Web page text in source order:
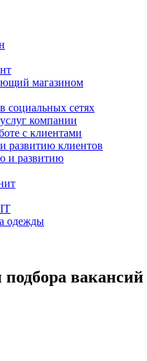
магазином
социальных сетях
компании
с клиентами
развитию клиентов
и развитию
одежды
вакансий